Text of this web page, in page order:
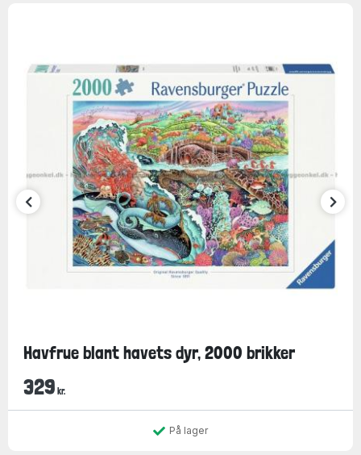
Havfrue blant havets dyr, 2000 brikker
329 kr.
På lager